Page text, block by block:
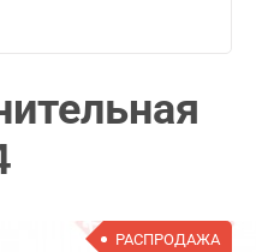
РАСПРОДАЖА